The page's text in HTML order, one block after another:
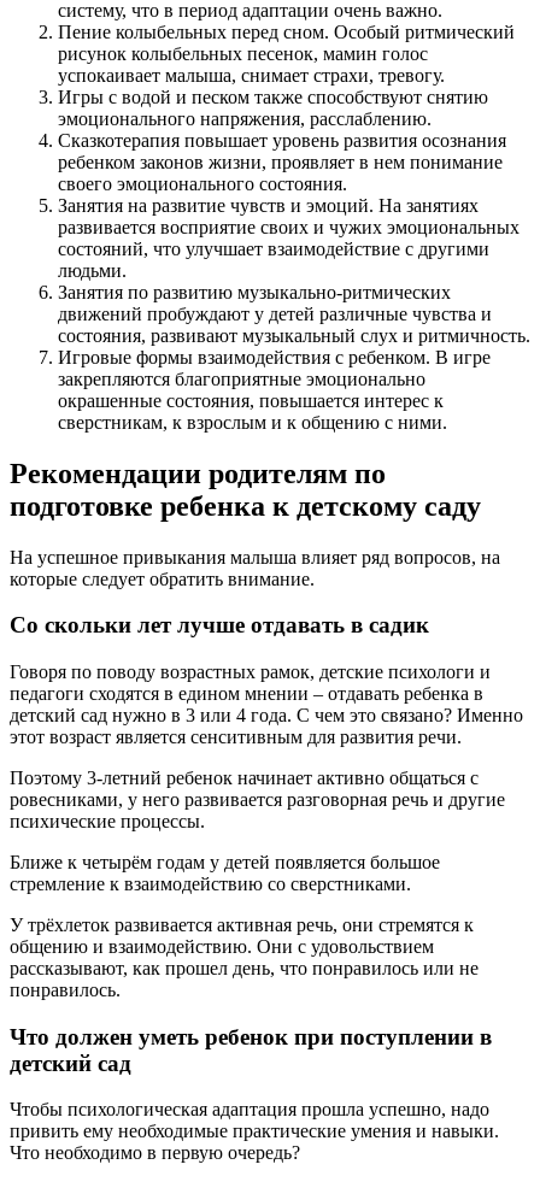
систему, что в период адаптации очень важно.
Пение колыбельных перед сном. Особый ритмический
рисунок колыбельных песенок, мамин голос
успокаивает малыша, снимает страхи, тревогу.
Игры с водой и песком также способствуют снятию
эмоционального напряжения, расслаблению.
Сказкотерапия повышает уровень развития осознания
ребенком законов жизни, проявляет в нем понимание
своего эмоционального состояния.
Занятия на развитие чувств и эмоций. На занятиях
развивается восприятие своих и чужих эмоциональных
состояний, что улучшает взаимодействие с другими
людьми.
Занятия по развитию музыкально-ритмических
движений пробуждают у детей различные чувства и
состояния, развивают музыкальный слух и ритмичность.
Игровые формы взаимодействия с ребенком. В игре
закрепляются благоприятные эмоционально
окрашенные состояния, повышается интерес к
сверстникам, к взрослым и к общению с ними.
Рекомендации родителям по
подготовке ребенка к детскому саду
На успешное привыкания малыша влияет ряд вопросов, на
которые следует обратить внимание.
Со скольки лет лучше отдавать в садик
Говоря по поводу возрастных рамок, детские психологи и
педагоги сходятся в едином мнении – отдавать ребенка в
детский сад нужно в 3 или 4 года. С чем это связано? Именно
этот возраст является сенситивным для развития речи.
Поэтому 3-летний ребенок начинает активно общаться с
ровесниками, у него развивается разговорная речь и другие
психические процессы.
Ближе к четырём годам у детей появляется большое
стремление к взаимодействию со сверстниками.
У трёхлеток развивается активная речь, они стремятся к
общению и взаимодействию. Они с удовольствием
рассказывают, как прошел день, что понравилось или не
понравилось.
Что должен уметь ребенок при поступлении в
детский сад
Чтобы психологическая адаптация прошла успешно, надо
привить ему необходимые практические умения и навыки.
Что необходимо в первую очередь?